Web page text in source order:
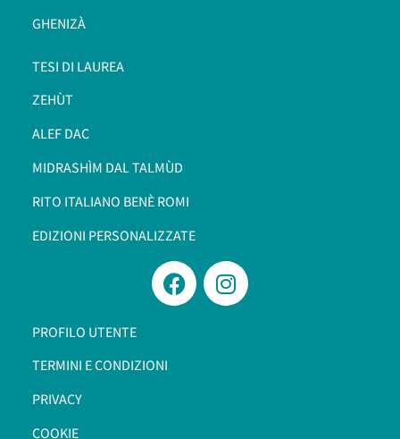
GHENIZÀ
TESI DI LAUREA
ZEHÙT
ALEF DAC
MIDRASHÌM DAL TALMÙD
RITO ITALIANO BENÈ ROMI​
EDIZIONI PERSONALIZZATE
PROFILO UTENTE
TERMINI E CONDIZIONI
PRIVACY
COOKIE